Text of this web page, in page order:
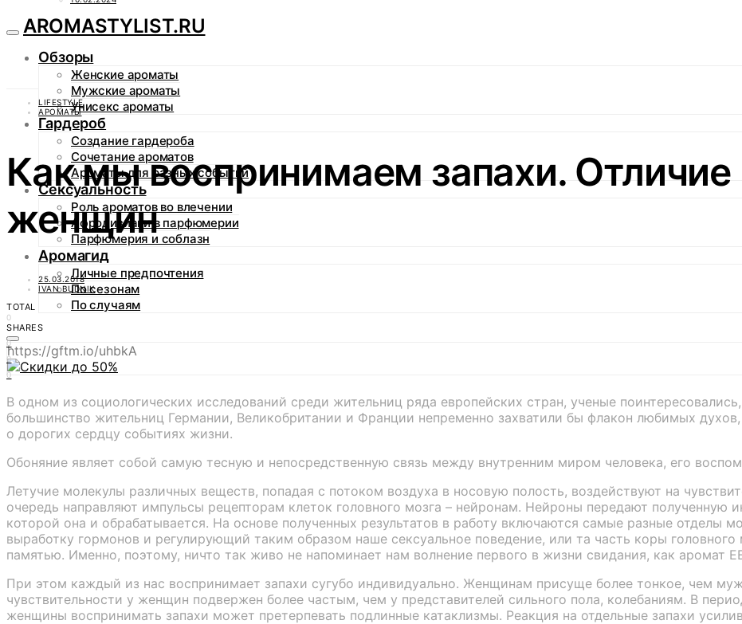
AROMASTYLIST.RU
Обзоры
Женские ароматы
Мужские ароматы
Унисекс ароматы
Гардероб
Создание гардероба
Сочетание ароматов
Ароматы для разных событий
Сексуальность
Роль ароматов во влечении
Афродизиаки в парфюмерии
Парфюмерия и соблазн
Аромагид
Личные предпочтения
По сезонам
По случаям
https://gftm.io/uhbkA
LIFESTYLE
АРОМАТЫ
Как мы воспринимаем запахи.
женщин
25.03.2018
IVAN BUDNIK
TOTAL
0
SHARES
0
0
0
В одном из социологических исследований среди жительниц ряда европейских стран, ученые
большинство жительниц Германии, Великобритании и Франции непременно захватили бы флакон любимых
о дорогих сердцу событиях жизни.
Обоняние являет собой самую тесную и непосредственную связь между внутренним миром человека, его
Летучие молекулы различных веществ, попадая с потоком воздуха в носовую полость, воздействуют на
очередь направляют импульсы рецепторам клеток головного мозга – нейронам. Нейроны передают полученную
которой она и обрабатывается. На основе полученных результатов в работу включаются самые разные отделы
выработку гормонов и регулирующий таким образом наше сексуальное поведение, или та часть коры
памятью. Именно, поэтому, ничто так живо не напоминает нам волнение первого в жизни свидания, как аромат
При этом каждый из нас воспринимает запахи сугубо индивидуально. Женщинам присуще более тонкое, чем
чувствительности у женщин подвержен более частым, чем у представителей сильного пола, колебаниям. В
женщины воспринимать запахи может претерпевать подлинные катаклизмы. Реакция на отдельные запахи